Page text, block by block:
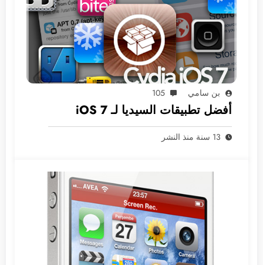
بن سامي 105
أفضل تطبيقات السيديا لـ iOS 7
13 سنة منذ النشر